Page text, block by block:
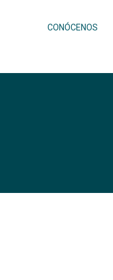
CONÓCENOS